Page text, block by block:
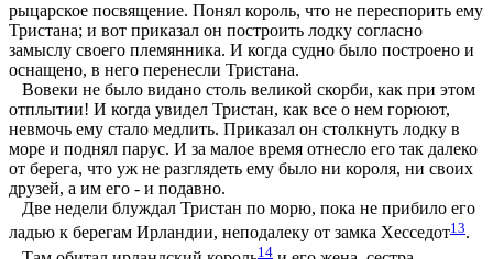
рыцарское посвящение. Понял король, что не переспорить ему
Тристана; и вот приказал он построить лодку согласно
замыслу своего племянника. И когда судно было построено и
оснащено, в него перенесли Тристана.
Вовеки не было видано столь великой скорби, как при этом
отплытии! И когда увидел Тристан, как все о нем горюют,
невмочь ему стало медлить. Приказал он столкнуть лодку в
море и поднял парус. И за малое время отнесло его так далеко
от берега, что уж не разглядеть ему было ни короля, ни своих
друзей, а им его - и подавно.
Две недели блуждал Тристан по морю, пока не прибило его
ладью к берегам Ирландии, неподалеку от замка Хесседот13.
14